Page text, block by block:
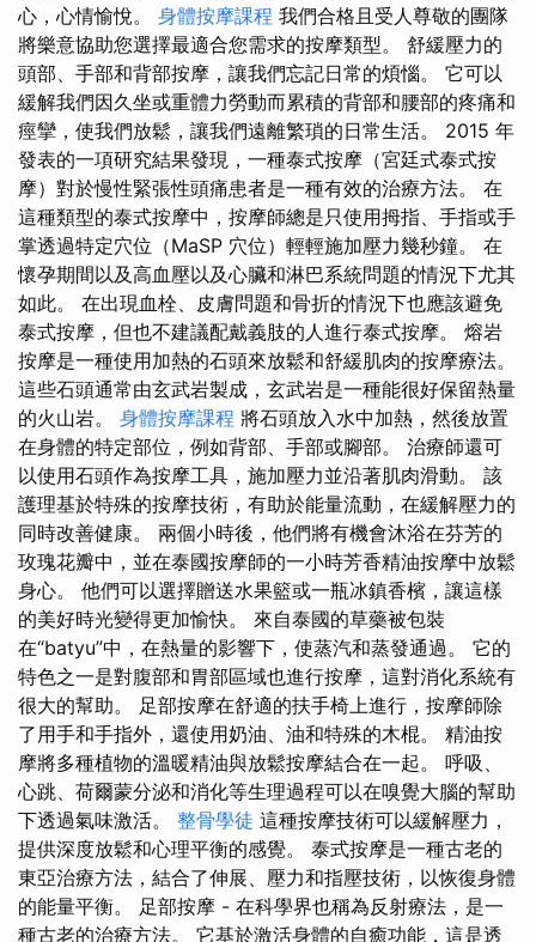
心，心情愉悅。 身體按摩課程 我們合格且受人尊敬的團隊
將樂意協助您選擇最適合您需求的按摩類型。 舒緩壓力的
頭部、手部和背部按摩，讓我們忘記日常的煩惱。 它可以
緩解我們因久坐或重體力勞動而累積的背部和腰部的疼痛和
痙攣，使我們放鬆，讓我們遠離繁瑣的日常生活。 2015 年
發表的一項研究結果發現，一種泰式按摩（宮廷式泰式按
摩）對於慢性緊張性頭痛患者是一種有效的治療方法。 在
這種類型的泰式按摩中，按摩師總是只使用拇指、手指或手
掌透過特定穴位（MaSP 穴位）輕輕施加壓力幾秒鐘。 在
懷孕期間以及高血壓以及心臟和淋巴系統問題的情況下尤其
如此。 在出現血栓、皮膚問題和骨折的情況下也應該避免
泰式按摩，但也不建議配戴義肢的人進行泰式按摩。 熔岩
按摩是一種使用加熱的石頭來放鬆和舒緩肌肉的按摩療法。
這些石頭通常由玄武岩製成，玄武岩是一種能很好保留熱量
的火山岩。 身體按摩課程 將石頭放入水中加熱，然後放置
在身體的特定部位，例如背部、手部或腳部。 治療師還可
以使用石頭作為按摩工具，施加壓力並沿著肌肉滑動。 該
護理基於特殊的按摩技術，有助於能量流動，在緩解壓力的
同時改善健康。 兩個小時後，他們將有機會沐浴在芬芳的
玫瑰花瓣中，並在泰國按摩師的一小時芳香精油按摩中放鬆
身心。 他們可以選擇贈送水果籃或一瓶冰鎮香檳，讓這樣
的美好時光變得更加愉快。 來自泰國的草藥被包裝
在“batyu”中，在熱量的影響下，使蒸汽和蒸發通過。 它的
特色之一是對腹部和胃部區域也進行按摩，這對消化系統有
很大的幫助。 足部按摩在舒適的扶手椅上進行，按摩師除
了用手和手指外，還使用奶油、油和特殊的木棍。 精油按
摩將多種植物的溫暖精油與放鬆按摩結合在一起。 呼吸、
心跳、荷爾蒙分泌和消化等生理過程可以在嗅覺大腦的幫助
下透過氣味激活。 整骨學徒 這種按摩技術可以緩解壓力，
提供深度放鬆和心理平衡的感覺。 泰式按摩是一種古老的
東亞治療方法，結合了伸展、壓力和指壓技術，以恢復身體
的能量平衡。 足部按摩 - 在科學界也稱為反射療法，是一
種古老的治療方法。 它基於激活身體的自癒功能，這是透